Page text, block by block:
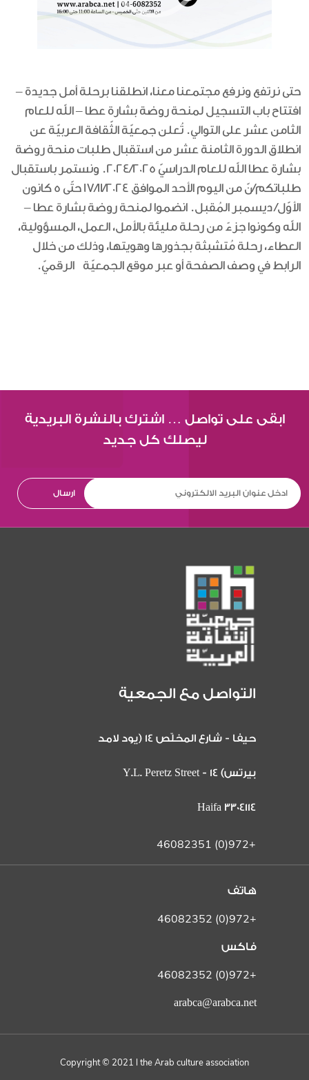
حتى نرتفع ونرفع مجتمعنا معنا، انطلقنا برحلة أمل جديدة –
افتتاح باب التسجيل لمنحة روضة بشارة عطا – الله للعام
الثامن عشر على التوالي. تُعلن جمعيّة الثّقافة العربيّة عن
انطلاق الدورة الثامنة عشر من استقبال طلبات منحة روضة
بشارة عطا الله للعام الدراسيّ 2024/2025. ونستمر باستقبال
طلباتكم/نّ من اليوم الأحد الموافق 17/11/2024 حتّى 5 كانون
الأوّل/ ديسمبر المُقبل. انضموا لمنحة روضة بشارة عطا –
الله وكونوا جزءً من رحلة مليئة بالأمل، العمل، المسؤولية،
العطاء، رحلة مُتشبثة بجذورها وهويتها، وذلك من خلال
الرابط في وصف الصفحة أو عبر موقع الجمعيّة الرقميّ.
ابقى على تواصل … اشترك بالنشرة البريدية
ليصلك كل جديد
التواصل مع الجمعية
حيفا - شارع المخلّص 14 (يود لامد
بيرتس) 14 Y.L. Peretz Street -
Haifa 3304114
+972(0) 46082351
هاتف
+972(0) 46082352
فاكس
+972(0) 46082352
arabca@arabca.net
Copyright © 2021 l the Arab culture association